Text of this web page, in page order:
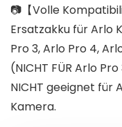
📷【Volle
Ersatzakku für Arlo
Pro 3, Arlo Pro 4,
(NICHT FÜR Arlo
NICHT geeignet für
Kamera.